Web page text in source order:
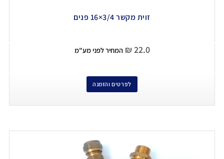
זוית מקשר 3/4×16 פנים
₪ 22.0 המחיר לפני מע"מ
לפרטים והזמנה